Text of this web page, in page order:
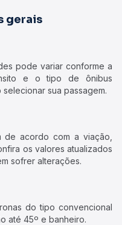
gerais
pode variar conforme a
e o tipo de ônibus
sua passagem.
de acordo com a viação,
os valores atualizados
sofrer alterações.
do tipo convencional
até 45º e banheiro.